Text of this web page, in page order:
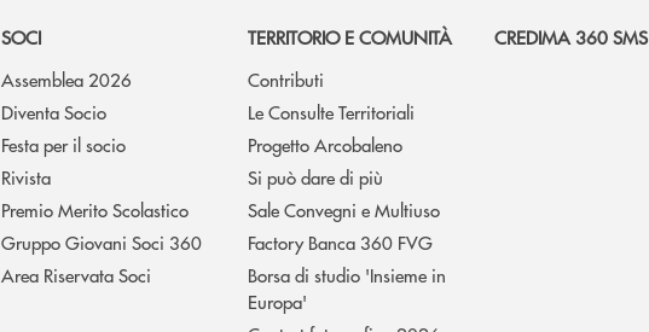
SOCI
Assemblea 2026
Diventa Socio
Festa per il socio
Rivista
Premio Merito Scolastico
Gruppo Giovani Soci 360
Area Riservata Soci
TERRITORIO E COMUNITÀ
Contributi
Le Consulte Territoriali
Progetto Arcobaleno
Si può dare di più
Sale Convegni e Multiuso
Factory Banca 360 FVG
Borsa di studio 'Insieme in
Europa'
CREDIMA 360 SMS